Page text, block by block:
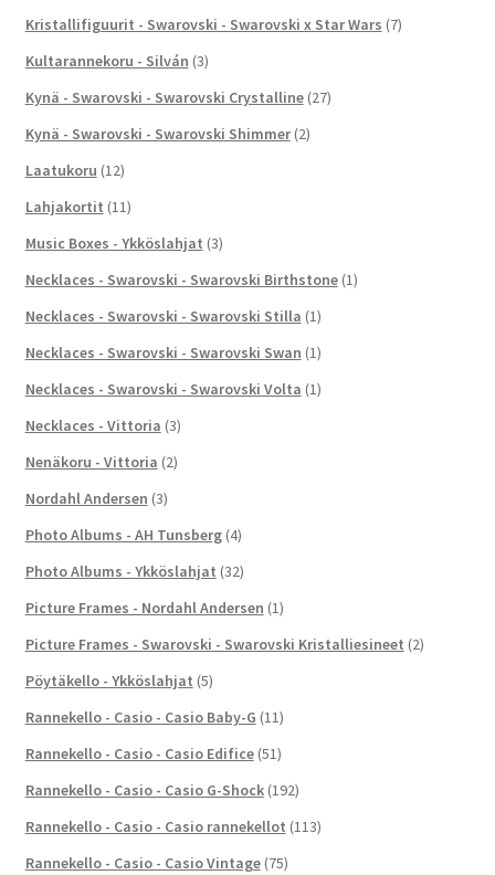
Kristallifiguurit - Swarovski - Swarovski x Star Wars (7)
Kultarannekoru - Silván (3)
Kynä - Swarovski - Swarovski Crystalline (27)
Kynä - Swarovski - Swarovski Shimmer (2)
Laatukoru (12)
Lahjakortit (11)
Music Boxes - Ykköslahjat (3)
Necklaces - Swarovski - Swarovski Birthstone (1)
Necklaces - Swarovski - Swarovski Stilla (1)
Necklaces - Swarovski - Swarovski Swan (1)
Necklaces - Swarovski - Swarovski Volta (1)
Necklaces - Vittoria (3)
Nenäkoru - Vittoria (2)
Nordahl Andersen (3)
Photo Albums - AH Tunsberg (4)
Photo Albums - Ykköslahjat (32)
Picture Frames - Nordahl Andersen (1)
Picture Frames - Swarovski - Swarovski Kristalliesineet (2)
Pöytäkello - Ykköslahjat (5)
Rannekello - Casio - Casio Baby-G (11)
Rannekello - Casio - Casio Edifice (51)
Rannekello - Casio - Casio G-Shock (192)
Rannekello - Casio - Casio rannekellot (113)
Rannekello - Casio - Casio Vintage (75)